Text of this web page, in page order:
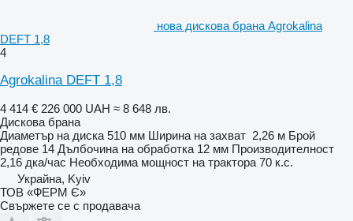
нова дискова брана Agrokalina
DEFT 1,8
4
Agrokalina DEFT 1,8
4 414 € 226 000 UAH ≈ 8 648 лв.
Дискова брана
Диаметър на диска 510 мм Ширина на захват 2,26 м Брой
редове 14 Дълбочина на обработка 12 мм Производителност
2,16 дка/час Необходима мощност на трактора 70 к.с.
Украйна, Kyiv
ТОВ «ФЕРМ Є»
Свържете се с продавача